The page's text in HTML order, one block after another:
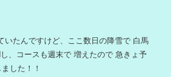
いたんですけど、ここ数日の降雪で 白馬
、コースも週末で 増えたので 急きょ予
した！！